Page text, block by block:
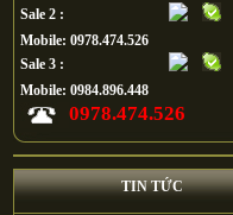
Sale 2 :
Mobile: 0978.474.526
Sale 3 :
Mobile: 0984.896.448
0978.474.526
TIN TỨC